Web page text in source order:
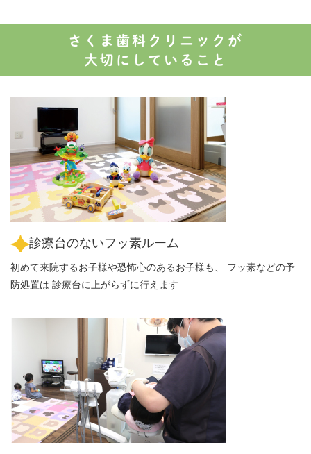
さくま歯科クリニックが
大切にしていること
診療台のないフッ素ルーム
初めて来院するお子様や恐怖心のあるお子様も、 フッ素などの予
防処置は 診療台に上がらずに行えます